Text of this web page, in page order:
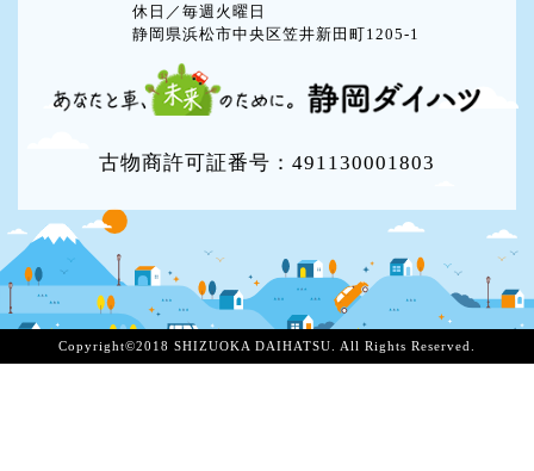
休日／毎週火曜日
静岡県浜松市中央区笠井新田町1205-1
古物商許可証番号：491130001803
Copyright©2018 SHIZUOKA DAIHATSU. All Rights Reserved.